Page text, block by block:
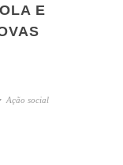
E
Ação social